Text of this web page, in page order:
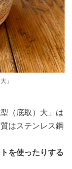
」
（底取）大」は
はステンレス鋼
を使ったりする